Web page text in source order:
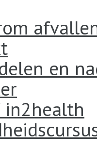
en
in2health